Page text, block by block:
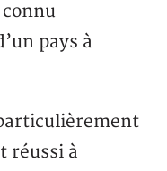
pays à
réussi à